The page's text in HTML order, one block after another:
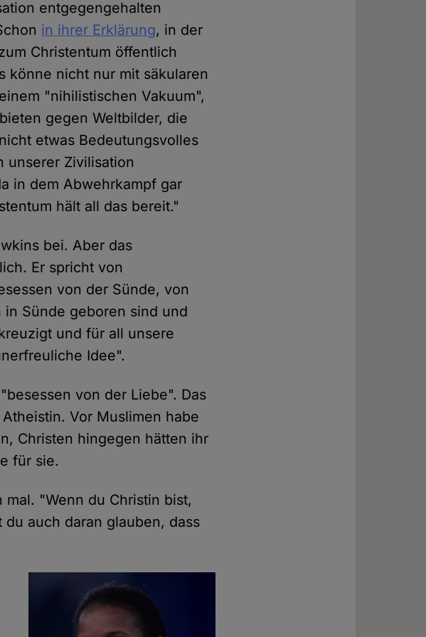
entgegengehalten
in ihrer Erklärung, in der
Christentum öffentlich
könne nicht nur mit säkularen
"nihilistischen Vakuum",
gegen Weltbilder, die
etwas Bedeutungsvolles
unserer Zivilisation
in dem Abwehrkampf gar
hält all das bereit."
bei. Aber das
Er spricht von
von der Sünde, von
in Sünde geboren sind und
und für all unsere
Idee".
von der Liebe". Das
Vor Muslimen habe
Christen hingegen hätten ihr
für sie.
"Wenn du Christin bist,
auch daran glauben, dass